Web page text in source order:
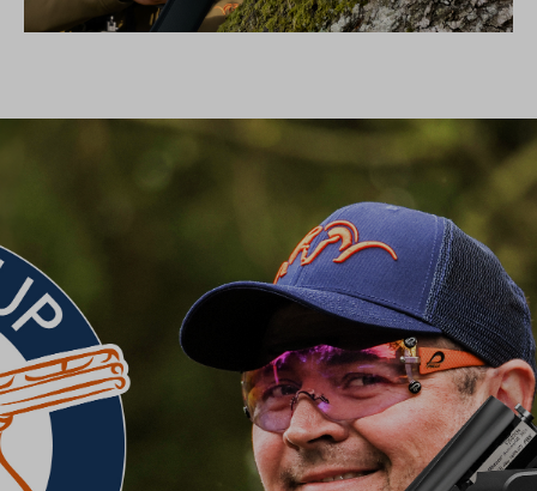
BLASER CUP 2026
Erleben Sie den Blaser Cup 2026 – eine exklusive Serie von
Wettkämpfen im Wurfscheibenschießen, die an vier
renommierten Standorten in Deutschland ausgetragen wird. Der
Blaser Cup bietet Schützen aller Klassen die Möglichkeit, ihre
Fähigkeiten im sportlichen Wettkampf unter Beweis zu stellen.